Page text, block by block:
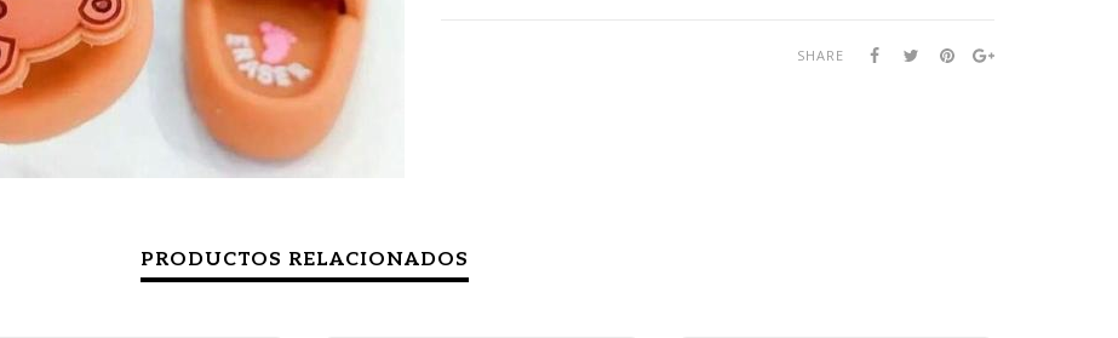
SHARE
PRODUCTOS RELACIONADOS